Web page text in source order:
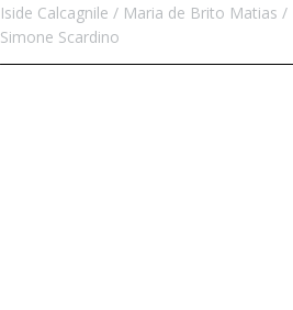
Iside Calcagnile
Maria de Brito Matias
Simone Scardino